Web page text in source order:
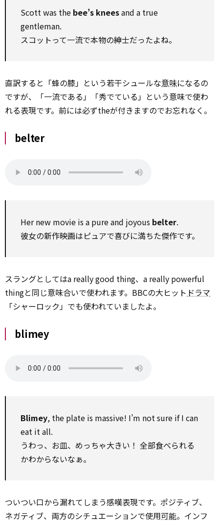
Scott was the bee’s kneesand a true
gentleman.
スコットって一流で本物の紳士だったよね。
直訳すると「蜂の膝」という若干シュールな意味になるの
ですが、「一流である」「秀でている」という意味で使わ
れる表現です。前には必ずtheが付きますのでお忘れなく。
belter
Her new movie is a pure and joyous belter.
彼女の新作映画はピュアで喜びに満ちた傑作です。
スラングとしてはa really good thing、a really powerful
thingと同じ意味合いで使われます。BBCの大ヒット ドラマ
「シャーロック」でも使われていましたよ。
blimey
Blimey, the plate is massive! I’m not sure if I can
eat it all.
うわっ、お皿、めっちゃ大きい！ 全部食べられる
かわからないなぁ。
ついつい口から漏れてしまう感嘆表現です。ポジティブ、
ネガティブ、両方のシチュエーションで使用可能。インフ